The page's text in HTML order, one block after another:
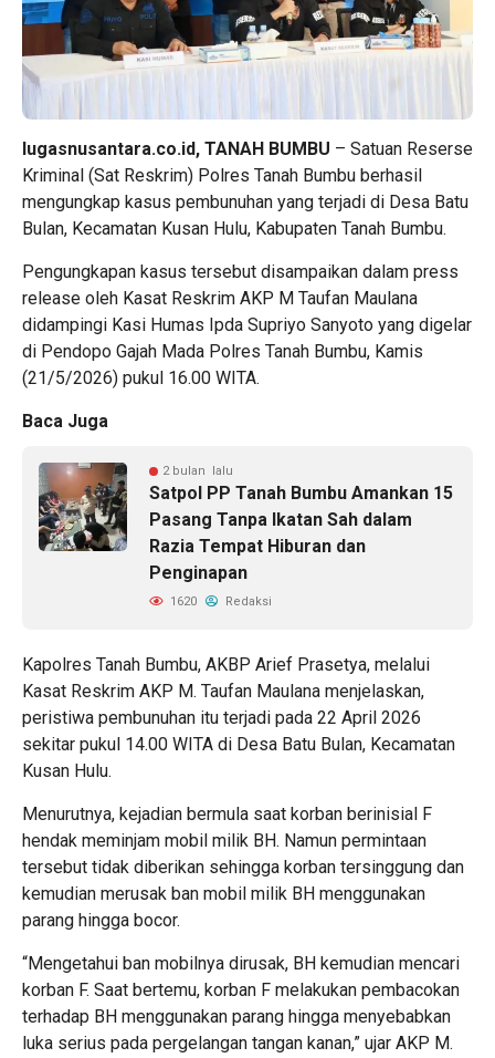
lugasnusantara.co.id, TANAH BUMBU – Satuan Reserse
Kriminal (Sat Reskrim) Polres Tanah Bumbu berhasil
mengungkap kasus pembunuhan yang terjadi di Desa Batu
Bulan, Kecamatan Kusan Hulu, Kabupaten Tanah Bumbu.
Pengungkapan kasus tersebut disampaikan dalam press
release oleh Kasat Reskrim AKP M Taufan Maulana
didampingi Kasi Humas Ipda Supriyo Sanyoto yang digelar
di Pendopo Gajah Mada Polres Tanah Bumbu, Kamis
(21/5/2026) pukul 16.00 WITA.
Baca Juga
2 bulan lalu
Satpol PP Tanah Bumbu Amankan 15
Pasang Tanpa Ikatan Sah dalam
Razia Tempat Hiburan dan
Penginapan
1620 Redaksi
Kapolres Tanah Bumbu, AKBP Arief Prasetya, melalui
Kasat Reskrim AKP M. Taufan Maulana menjelaskan,
peristiwa pembunuhan itu terjadi pada 22 April 2026
sekitar pukul 14.00 WITA di Desa Batu Bulan, Kecamatan
Kusan Hulu.
Menurutnya, kejadian bermula saat korban berinisial F
hendak meminjam mobil milik BH. Namun permintaan
tersebut tidak diberikan sehingga korban tersinggung dan
kemudian merusak ban mobil milik BH menggunakan
parang hingga bocor.
“Mengetahui ban mobilnya dirusak, BH kemudian mencari
korban F. Saat bertemu, korban F melakukan pembacokan
terhadap BH menggunakan parang hingga menyebabkan
luka serius pada pergelangan tangan kanan,” ujar AKP M.